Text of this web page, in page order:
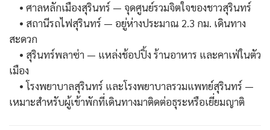
• ศาลหลักเมืองสุรินทร์ — จุดศูนย์รวมจิตใจของชาวสุรินทร์
• สถานีรถไฟสุรินทร์ — อยู่ห่างประมาณ 2.3 กม. เดินทาง
สะดวก
• สุรินทร์พลาซ่า — แหล่งช้อปปิ้ง ร้านอาหาร และคาเฟ่ในตัว
เมือง
• โรงพยาบาลสุรินทร์ และโรงพยาบาลรวมแพทย์สุรินทร์ —
เหมาะสำหรับผู้เข้าพักที่เดินทางมาติดต่อธุระหรือเยี่ยมญาติ